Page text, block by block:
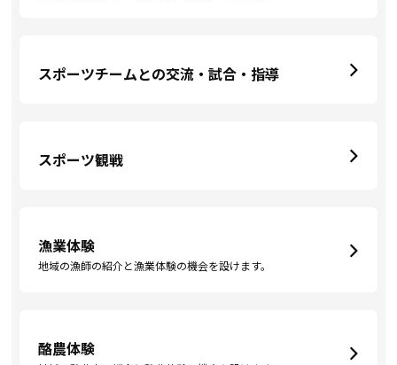
スポーツチームとの交流・試合・指導
スポーツ観戦
漁業体験
地域の漁師の紹介と漁業体験の機会を設けます。
酪農体験